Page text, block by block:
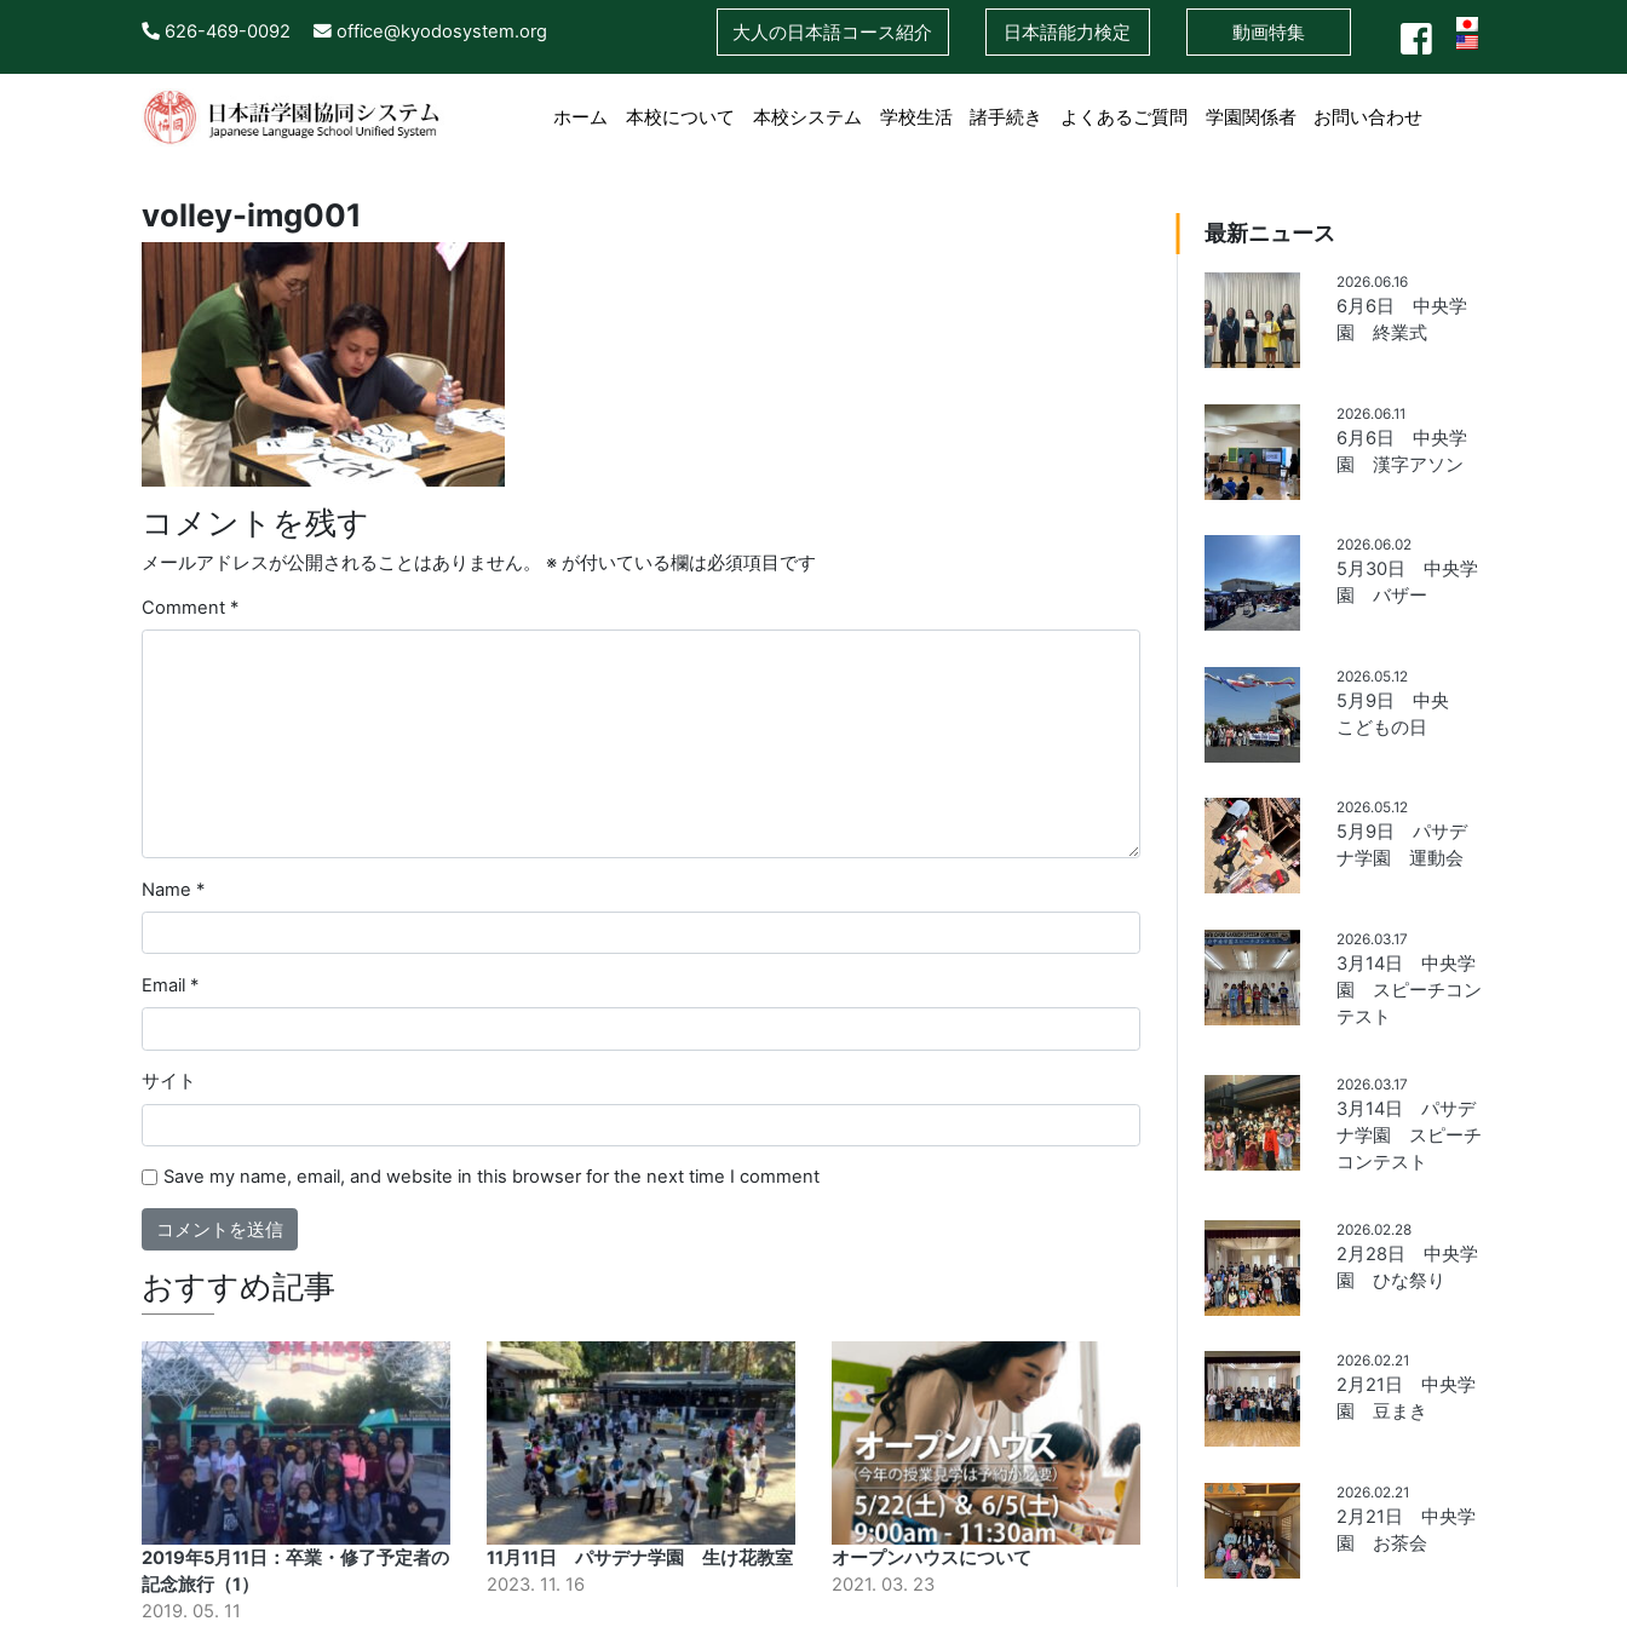
626-469-0092 office@kyodosystem.org 大人の日本語コース紹介 日本語能力検定 動画特集
ホーム 本校について 本校システム 学校生活 諸手続き よくあるご質問 学園関係者 お問い合わせ
volley-img001
コメントを残す
メールアドレスが公開されることはありません。 ※ が付いている欄は必須項目です
Comment *
Name *
Email *
サイト
Save my name, email, and website in this browser for the next time I comment
おすすめ記事
2019年5月11日：卒業・修了予定者の
記念旅行（1）
2019. 05. 11
11月11日 パサデナ学園 生け花教室
2023. 11. 16
オープンハウスについて
2021. 03. 23
最新ニュース
2026.06.16
6月6日 中央学
園 終業式
2026.06.11
6月6日 中央学
園 漢字アソン
2026.06.02
5月30日 中央学
園 バザー
2026.05.12
5月9日 中央
こどもの日
2026.05.12
5月9日 パサデ
ナ学園 運動会
2026.03.17
3月14日 中央学
園 スピーチコン
テスト
2026.03.17
3月14日 パサデ
ナ学園 スピーチ
コンテスト
2026.02.28
2月28日 中央学
園 ひな祭り
2026.02.21
2月21日 中央学
園 豆まき
2026.02.21
2月21日 中央学
園 お茶会